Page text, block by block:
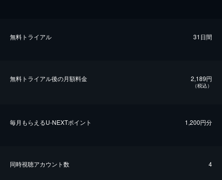
無料トライアル 31日間
無料トライアル後の⽉額料金 2,189円
（税込）
毎⽉もらえるU-NEXTポイント 1,200円分
同時視聴アカウント数 4